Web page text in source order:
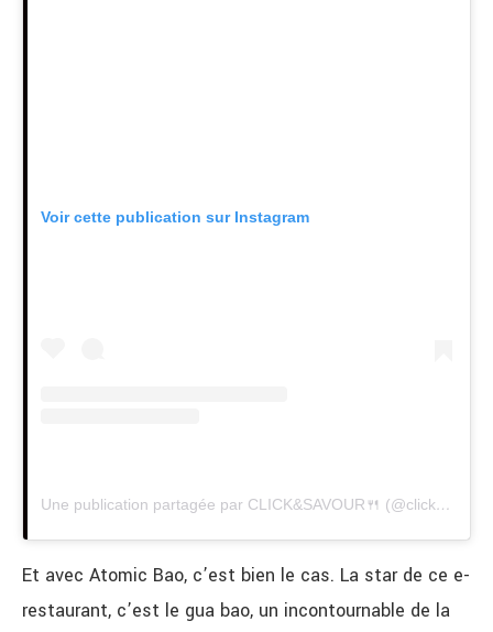
Voir cette publication sur Instagram
Une publication partagée par CLICK&SAVOUR🍴 (@clickandsavour)
Et avec Atomic Bao, c’est bien le cas. La star de ce e-
restaurant, c’est le gua bao, un incontournable de la